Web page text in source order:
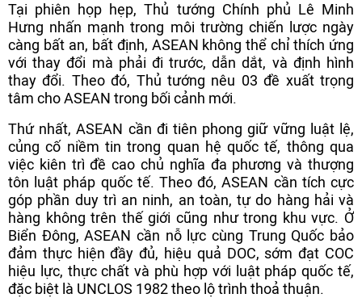
Tại phiên họp hẹp, Thủ tướng Chính phủ Lê Minh
Hưng nhấn mạnh trong môi trường chiến lược ngày
càng bất an, bất định, ASEAN không thể chỉ thích ứng
với thay đổi mà phải đi trước, dẫn dắt, và định hình
thay đổi. Theo đó, Thủ tướng nêu 03 đề xuất trọng
tâm cho ASEAN trong bối cảnh mới.
Thứ nhất, ASEAN cần đi tiên phong giữ vững luật lệ,
củng cố niềm tin trong quan hệ quốc tế, thông qua
việc kiên trì đề cao chủ nghĩa đa phương và thượng
tôn luật pháp quốc tế. Theo đó, ASEAN cần tích cực
góp phần duy trì an ninh, an toàn, tự do hàng hải và
hàng không trên thế giới cũng như trong khu vực. Ở
Biển Đông, ASEAN cần nỗ lực cùng Trung Quốc bảo
đảm thực hiện đầy đủ, hiệu quả DOC, sớm đạt COC
hiệu lực, thực chất và phù hợp với luật pháp quốc tế,
đặc biệt là UNCLOS 1982 theo lộ trình thoả thuận.